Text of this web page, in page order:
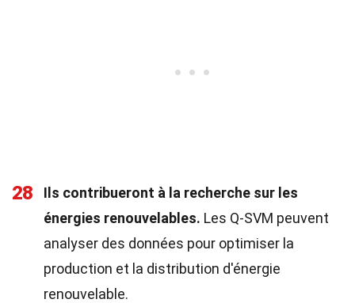
28
Ils contribueront à la recherche sur les
énergies renouvelables. Les Q-SVM peuvent
analyser des données pour optimiser la
production et la distribution d'énergie
renouvelable.